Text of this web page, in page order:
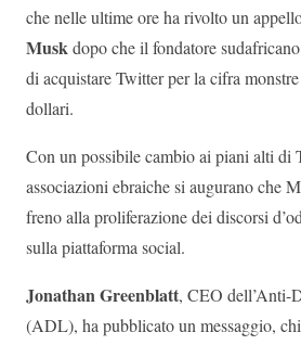
che nelle ultime ore ha rivolto un
Muskdopo che il fondatore
di acquistare Twitter per la cifra
dollari.
Con un possibile cambio ai piani alti di
associazioni ebraiche si augurano che
freno alla proliferazione dei discorsi
sulla piattaforma social.
Jonathan Greenblatt, CEO dell’Anti-
(ADL), ha pubblicato un messaggio,